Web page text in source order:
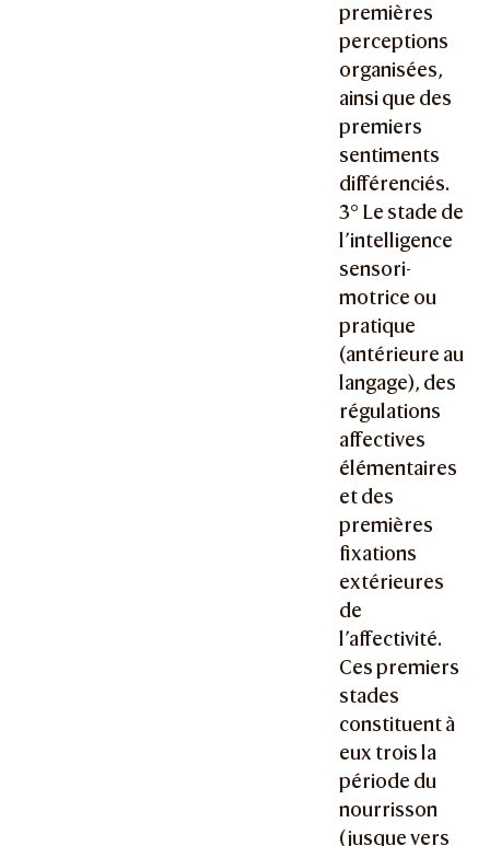
premières
perceptions
organisées,
ainsi que des
premiers
sentiments
différenciés.
3° Le stade de
l’intelligence
sensori-
motrice ou
pratique
(antérieure au
langage), des
régulations
affectives
élémentaires
et des
premières
fixations
extérieures
de
l’affectivité.
Ces premiers
stades
constituent à
eux trois la
période du
nourrisson
(jusque vers